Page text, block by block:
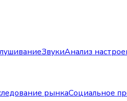
ЗвукиАнализ
рынкаСоциальное